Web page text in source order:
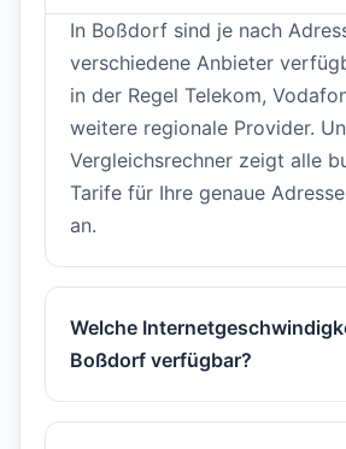
In Boßdorf sind je nach
verschiedene Anbieter
in der Regel Telekom,
weitere regionale Provider.
Vergleichsrechner zeigt alle
Tarife für Ihre genaue
an.
Welche
Boßdorf verfügbar?